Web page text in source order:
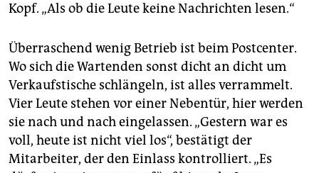
Kopf. „Als ob die Leute keine Nachrichten lesen.“
Überraschend wenig Betrieb ist beim Postcenter.
Wo sich die Wartenden sonst dicht an dicht um
Verkaufstische schlängeln, ist alles verrammelt.
Vier Leute stehen vor einer Nebentür, hier werden
sie nach und nach eingelassen. „Gestern war es
voll, heute ist nicht viel los“, bestätigt der
Mitarbeiter, der den Einlass kontrolliert. „Es